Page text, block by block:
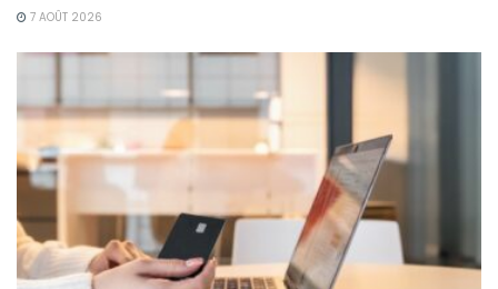
7 AOÛT 2026